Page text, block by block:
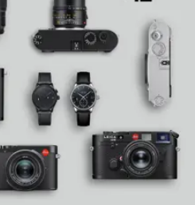
gestalterische